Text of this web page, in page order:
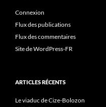
Connexion
Flux des publications
Flux des commentaires
Site de WordPress-FR
ARTICLES RÉCENTS
Le viaduc de Cize-Bolozon